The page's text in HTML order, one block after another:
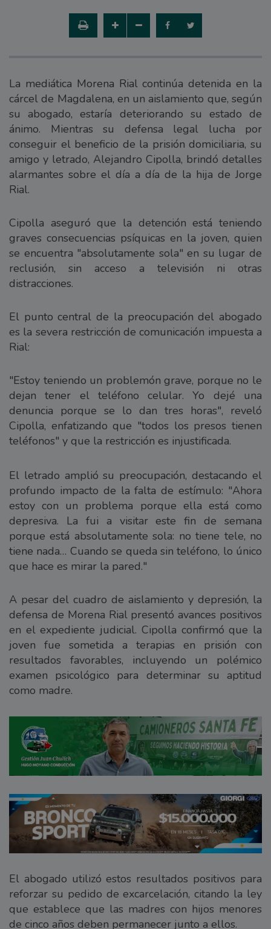
La mediática Morena Rial continúa detenida en la
cárcel de Magdalena, en un aislamiento que, según
su abogado, estaría deteriorando su estado de
ánimo. Mientras su defensa legal lucha por
conseguir el beneficio de la prisión domiciliaria, su
amigo y letrado, Alejandro Cipolla, brindó detalles
alarmantes sobre el día a día de la hija de Jorge
Rial.
Cipolla aseguró que la detención está teniendo
graves consecuencias psíquicas en la joven, quien
se encuentra "absolutamente sola" en su lugar de
reclusión, sin acceso a televisión ni otras
distracciones.
El punto central de la preocupación del abogado
es la severa restricción de comunicación impuesta a
Rial:
"Estoy teniendo un problemón grave, porque no le
dejan tener el teléfono celular. Yo dejé una
denuncia porque se lo dan tres horas", reveló
Cipolla, enfatizando que "todos los presos tienen
teléfonos" y que la restricción es injustificada.
El letrado amplió su preocupación, destacando el
profundo impacto de la falta de estímulo: "Ahora
estoy con un problema porque ella está como
depresiva. La fui a visitar este fin de semana
porque está absolutamente sola: no tiene tele, no
tiene nada… Cuando se queda sin teléfono, lo único
que hace es mirar la pared."
A pesar del cuadro de aislamiento y depresión, la
defensa de Morena Rial presentó avances positivos
en el expediente judicial. Cipolla confirmó que la
joven fue sometida a terapias en prisión con
resultados favorables, incluyendo un polémico
examen psicológico para determinar su aptitud
como madre.
El abogado utilizó estos resultados positivos para
reforzar su pedido de excarcelación, citando la ley
que establece que las madres con hijos menores
de cinco años deben permanecer junto a ellos.